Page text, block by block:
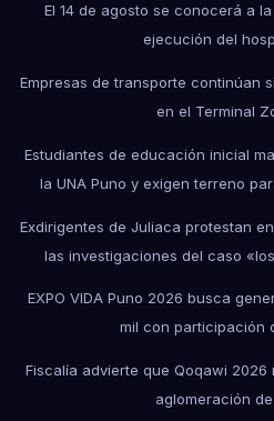
El 14 de agosto se conocerá a
ejecución del
Empresas de transporte continúan
en el Terminal
Estudiantes de educación inicial
la UNA Puno y exigen terreno
Exdirigentes de Juliaca protestan
las investigaciones del caso
EXPO VIDA Puno 2026 busca
mil con participación
Fiscalía advierte que Qoqawi
aglomeración